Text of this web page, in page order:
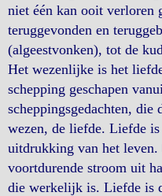
niet één kan ooit verloren
teruggevonden en
(algeestvonken), tot de
Het wezenlijke is het
schepping geschapen
scheppingsgedachten,
wezen, de liefde. Liefde
uitdrukking van het
voortdurende stroom uit
die werkelijk is. Liefde is